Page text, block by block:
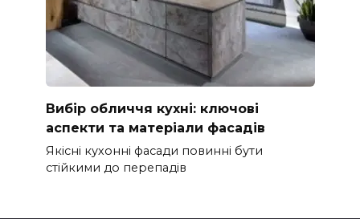
Вибір обличчя кухні: ключові
аспекти та матеріали фасадів
Якісні кухонні фасади повинні бути
стійкими до перепадів